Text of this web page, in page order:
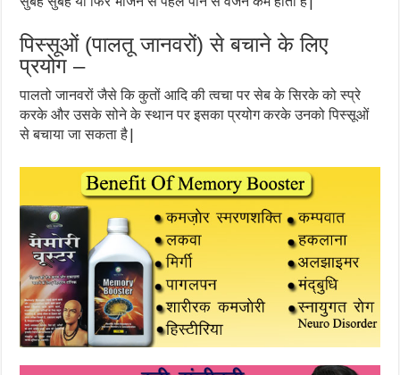
पिस्सूओं (पालतू जानवरों) से बचाने के लिए
प्रयोग –
पालतो जानवरों जैसे कि कुतों आदि की त्वचा पर सेब के सिरके को स्प्रे
करके और उसके सोने के स्थान पर इसका प्रयोग करके उनको पिस्सूओं
से बचाया जा सकता है|